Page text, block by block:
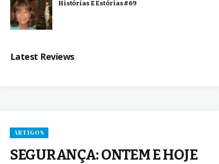
Histórias E Estórias #69
Latest Reviews
ARTIGOS
SEGURANÇA: ONTEM E HOJE